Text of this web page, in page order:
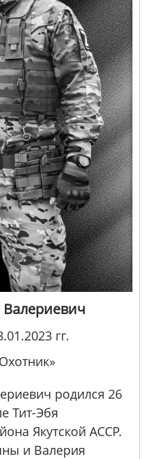
гг.
родился 26
Тит-Эбя
Якутской АССР.
и Валерия